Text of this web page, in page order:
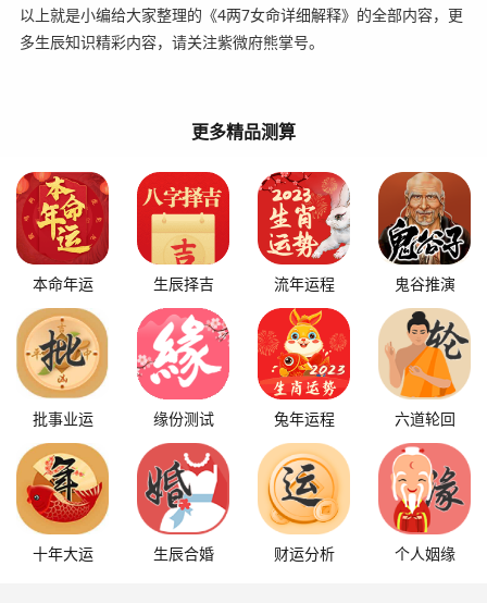
以上就是小编给大家整理的《4两7女命详细解释》的全部内容，更
多生辰知识精彩内容，请关注紫微府熊掌号。
更多精品测算
本命年运 生辰择吉 流年运程 鬼谷推演
批事业运 缘份测试 兔年运程 六道轮回
十年大运 生辰合婚 财运分析 个人姻缘